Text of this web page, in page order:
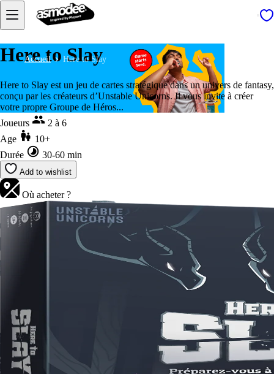
Accueil Here to Slay
Here to Slay
Here to Slay est un jeu de cartes stratégique dans un univers de fantasy,
conçu par les créateurs d’Unstable Unicorns. Il vous invite à créer
votre propre Groupe de Héros...
Joueurs
2 à 6
Age
10+
Durée
30-60 min
Add to wishlist
Où acheter ?